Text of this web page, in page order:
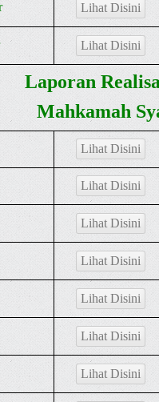
Lihat Disini
Lihat Disini
Laporan
Mahkamah
Lihat Disini
Lihat Disini
Lihat Disini
Lihat Disini
Lihat Disini
Lihat Disini
Lihat Disini